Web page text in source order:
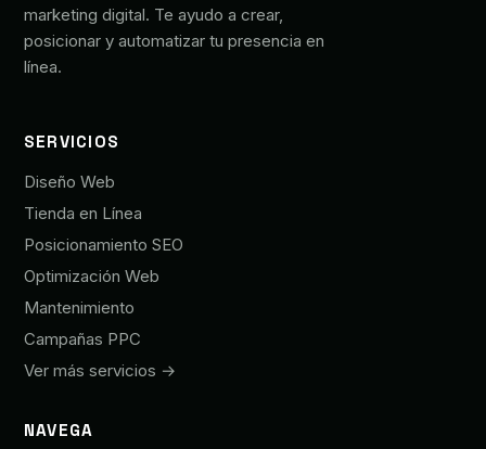
marketing digital. Te ayudo a crear,
posicionar y automatizar tu presencia en
línea.
SERVICIOS
Diseño Web
Tienda en Línea
Posicionamiento SEO
Optimización Web
Mantenimiento
Campañas PPC
Ver más servicios →
NAVEGA